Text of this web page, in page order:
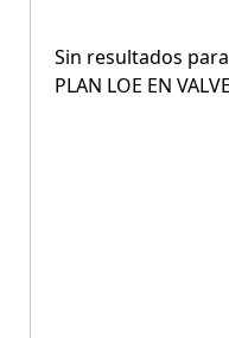
Sin resultados para
PLAN LOE EN